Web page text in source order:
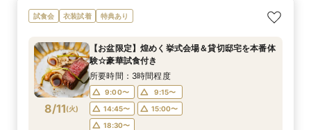
試食会 衣装試着 特典あり
8/11(火)
【お盆限定】煌めく挙式会場＆貸切邸宅を本番体
験☆豪華試食付き
所要時間：3時間程度
9:00〜
9:15〜
14:45〜
15:00〜
18:30〜